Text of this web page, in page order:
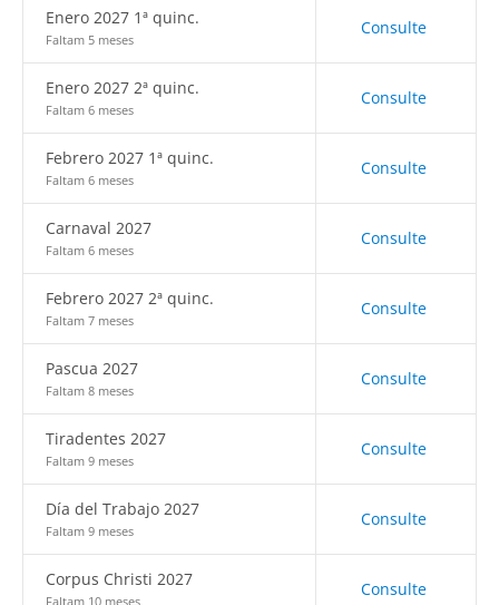
Enero 2027 1ª quinc.
Faltam 5 meses
Consulte
Enero 2027 2ª quinc.
Faltam 6 meses
Consulte
Febrero 2027 1ª quinc.
Faltam 6 meses
Consulte
Carnaval 2027
Faltam 6 meses
Consulte
Febrero 2027 2ª quinc.
Faltam 7 meses
Consulte
Pascua 2027
Faltam 8 meses
Consulte
Tiradentes 2027
Faltam 9 meses
Consulte
Día del Trabajo 2027
Faltam 9 meses
Consulte
Corpus Christi 2027
Faltam 10 meses
Consulte